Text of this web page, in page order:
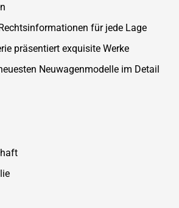
für jede Lage
präsentiert exquisite Werke
Neuwagenmodelle im Detail